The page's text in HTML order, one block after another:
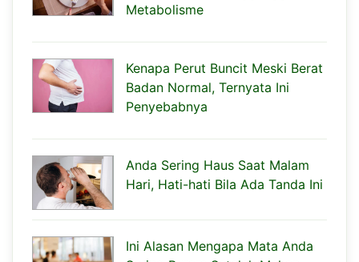
Metabolisme
Kenapa Perut Buncit Meski Berat
Badan Normal, Ternyata Ini
Penyebabnya
Anda Sering Haus Saat Malam
Hari, Hati-hati Bila Ada Tanda Ini
Ini Alasan Mengapa Mata Anda